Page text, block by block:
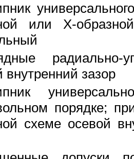
или Х-
радиально-
внутренний зазор
порядке;
схеме осевой